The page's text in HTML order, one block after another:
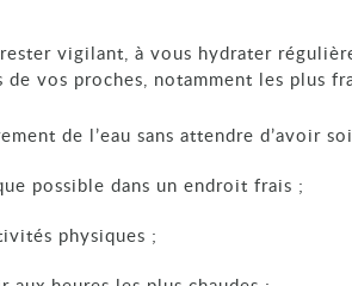
vigilant, à vous hydrater
de vos proches, notamment les plus
de l’eau sans attendre d’avoir
possible dans un endroit frais ;
physiques ;